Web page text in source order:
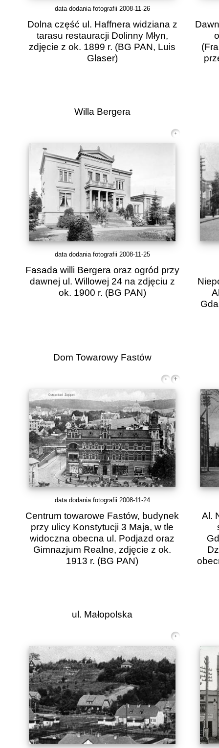
data dodania fotografii 2008-11-26
Dolna część ul. Haffnera widziana z
tarasu restauracji Dolinny Młyn,
zdjęcie z ok. 1899 r. (BG PAN, Luis
Glaser)
Willa Bergera
data dodania fotografii 2008-11-25
Fasada willi Bergera oraz ogród przy
dawnej ul. Willowej 24 na zdjęciu z
ok. 1900 r. (BG PAN)
Dom Towarowy Fastów
data dodania fotografii 2008-11-24
Centrum towarowe Fastów, budynek
przy ulicy Konstytucji 3 Maja, w tle
widoczna obecna ul. Podjazd oraz
Gimnazjum Realne, zdjęcie z ok.
1913 r. (BG PAN)
Al.
ul. Małopolska